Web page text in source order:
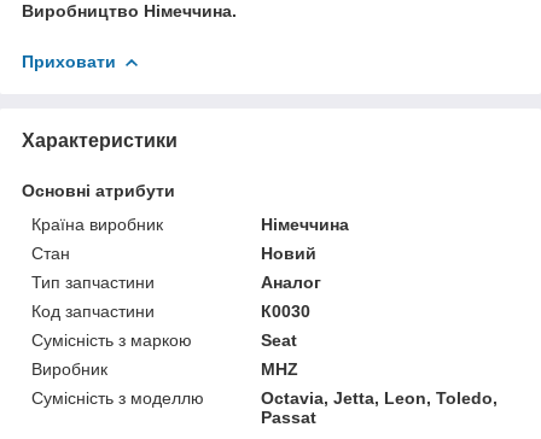
Виробництво Німеччина.
Приховати
Характеристики
Основні атрибути
Країна виробник
Німеччина
Стан
Новий
Тип запчастини
Аналог
Код запчастини
К0030
Сумісність з маркою
Seat
Виробник
MHZ
Сумісність з моделлю
Octavia, Jetta, Leon, Toledo,
Passat